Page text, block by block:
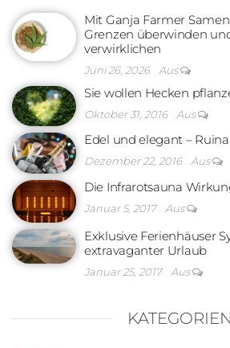
Mit Ganja Farmer
Grenzen überwinden
verwirklichen
Juni 26, 2026 Aus
Sie wollen Hecken
Oktober 31, 2016 Aus
Edel und elegant –
Dezember 22, 2016 Aus
Die Infrarotsauna
Januar 5, 2017 Aus
Exklusive Ferienhäuser
extravaganter Urlaub
Januar 25, 2017 Aus
KATEGORIEN